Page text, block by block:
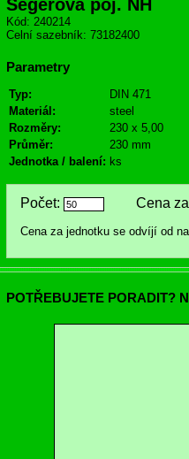
Segerová poj. NH
Kód: 240214
Celní sazebník: 73182400
Parametry
Typ:
DIN 471
Materiál:
steel
Rozměry:
230 x 5,00
Průměr:
230 mm
Jednotka / balení: ks
Počet: Cena za
Cena za jednotku se odvíjí od
POTŘEBUJETE PORADIT?